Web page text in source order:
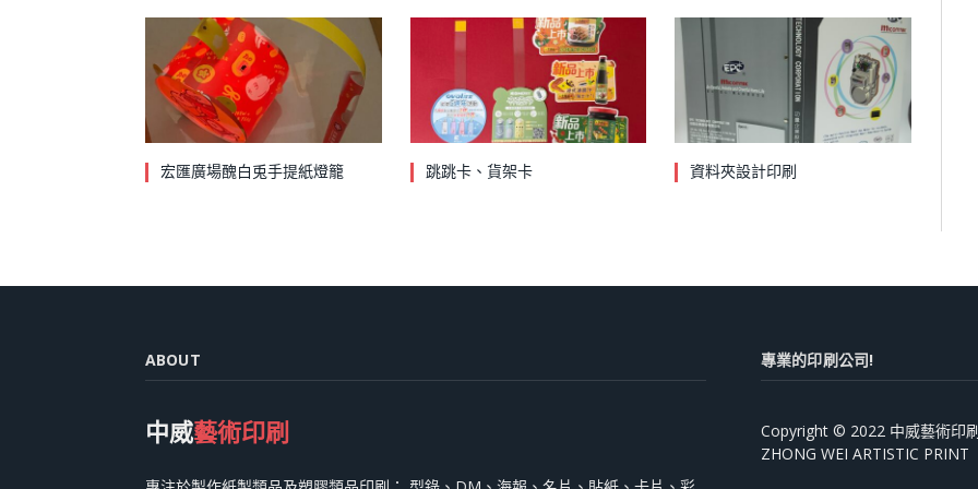
宏匯廣場醜白兎手提紙燈籠 跳跳卡、貨架卡 資料夾設計印刷
ABOUT
中威藝術印刷
專業的印刷公司!
Copyright © 2022 中威藝術印
ZHONG WEI ARTISTIC PRINT